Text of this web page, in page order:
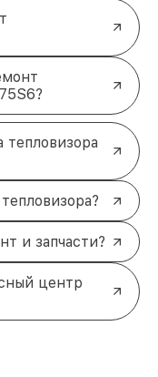
тепловизора
и запчасти?
центр